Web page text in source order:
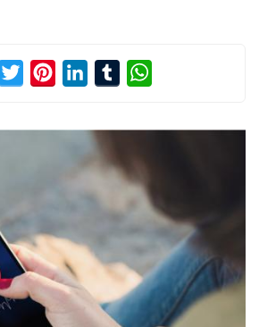
FacebookTwitterPinterestLinkedInTumblr